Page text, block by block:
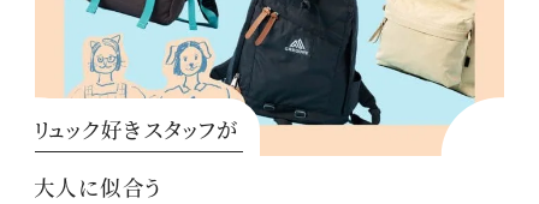
リュック好きスタッフが
大人に似合う